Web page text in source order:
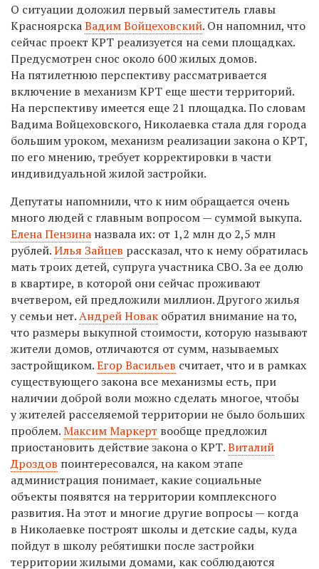
О ситуации доложил первый заместитель главы
КрасноярскаВадим Войцеховский. Он напомнил, что
сейчас проект КРТ реализуется на семи площадках.
Предусмотрен снос около 600 жилых домов.
На пятилетнюю перспективу рассматривается
включение в механизм КРТ еще шести территорий.
На перспективу имеется еще 21 площадка. По словам
Вадима Войцеховского, Николаевка стала для города
большим уроком, механизм реализации закона о КРТ,
по его мнению, требует корректировки в части
индивидуальной жилой застройки.
Депутаты напомнили, что к ним обращается очень
много людей с главным вопросом — суммой выкупа.
Елена Пензина назвала их: от 1,2 млн до 2,5 млн
рублей.Илья Зайцев рассказал, что к нему обратилась
мать троих детей, супруга участника СВО. За ее долю
в квартире, в которой они сейчас проживают
вчетвером, ей предложили миллион. Другого жилья
у семьи нет.Андрей Новак обратил внимание на то,
что размеры выкупной стоимости, которую называют
жители домов, отличаются от сумм, называемых
застройщиком.Егор Васильев считает, что и в рамках
существующего закона все механизмы есть, при
наличии доброй воли можно сделать многое, чтобы
у жителей расселяемой территории не было больших
проблем.Максим Маркерт вообще предложил
приостановить действие закона о КРТ.Виталий
Дроздов поинтересовался, на каком этапе
администрация понимает, какие социальные
объекты появятся на территории комплексного
развития. На этот и многие другие вопросы — когда
в Николаевке построят школы и детские сады, куда
пойдут в школу ребятишки после застройки
территории жилыми домами, как соблюдаются